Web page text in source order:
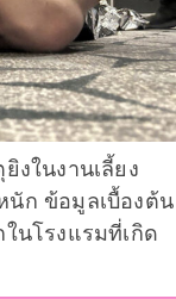
งในงานเลี้ยง
นัก ข้อมูลเบื้องต้น
นโรงแรมที่เกิด